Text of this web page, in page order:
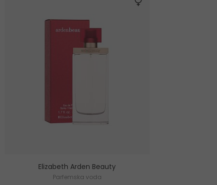
Elizabeth Arden Beauty
Parfemska voda